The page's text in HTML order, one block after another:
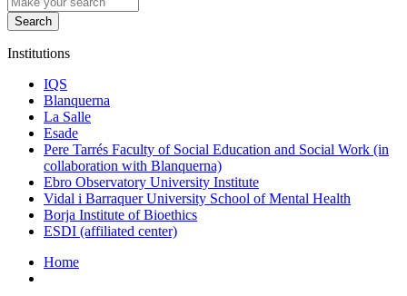
Institutions
IQS
Blanquerna
La Salle
Esade
Pere Tarrés Faculty of Social Education and Social Work (in
collaboration with Blanquerna)
Ebro Observatory University Institute
Vidal i Barraquer University School of Mental Health
Borja Institute of Bioethics
ESDI (affiliated center)
Home